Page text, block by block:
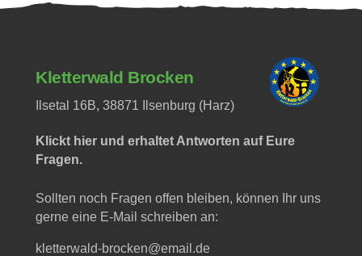
Kletterwald Brocken
Ilsetal 16B, 38871 Ilsenburg (Harz)
Klickt hier und erhaltet Antworten auf Eure
Fragen.
Sollten noch Fragen offen bleiben, können Ihr uns
gerne eine E-Mail schreiben an:
kletterwald-brocken@email.de